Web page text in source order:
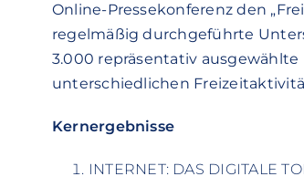
Online-Pressekonferenz den
regelmäßig durchgeführte
3.000 repräsentativ ausgewählte
unterschiedlichen
Kernergebnisse
INTERNET: DAS DIGITALE